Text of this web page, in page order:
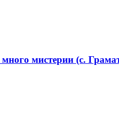
мистерии (с.